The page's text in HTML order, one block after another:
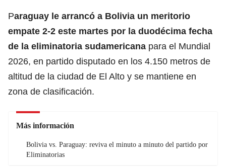
Paraguay le arrancó a Bolivia un meritorio
empate 2-2 este martes por la duodécima fecha
de la eliminatoria sudamericana para el Mundial
2026, en partido disputado en los 4.150 metros de
altitud de la ciudad de El Alto y se mantiene en
zona de clasificación.
Más información
Bolivia vs. Paraguay: reviva el minuto a minuto del partido por
Eliminatorias